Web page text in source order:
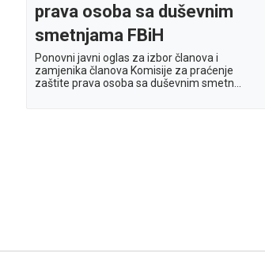
prava osoba sa duševnim
smetnjama FBiH
Ponovni javni oglas za izbor članova i
zamjenika članova Komisije za praćenje
zaštite prava osoba sa duševnim smetn...